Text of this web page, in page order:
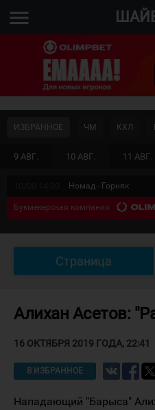
menu
9 АВГ. 10 АВГ. 11 АВГ.
ИЗБРАННОЕ ЧМ КХЛ
Номад - Горняк
Букмекерская компания
Страница
Алихан Асетов:
16 ОКТЯБРЯ 2019 ГОДА, 22:41
В ИЗБРАННОЕ
Нападающий "Барыса"